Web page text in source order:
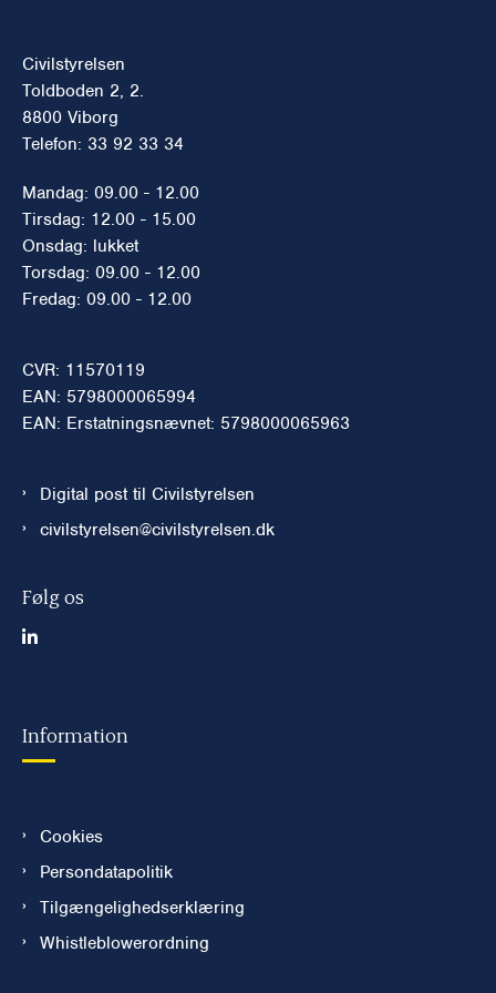
Civilstyrelsen
Toldboden 2, 2.
8800 Viborg
Telefon: 33 92 33 34
Mandag: 09.00 - 12.00
Tirsdag: 12.00 - 15.00
Onsdag: lukket
Torsdag: 09.00 - 12.00
Fredag: 09.00 - 12.00
CVR: 11570119
EAN: 5798000065994
EAN: Erstatningsnævnet: 5798000065963
Digital post til Civilstyrelsen
civilstyrelsen@civilstyrelsen.dk
Følg os
Information
Cookies
Persondatapolitik
Tilgængelighedserklæring
Whistleblowerordning